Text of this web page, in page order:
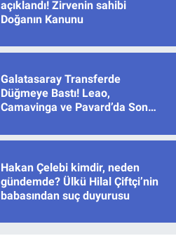
açıklandı! Zirvenin sahibi
Doğanın Kanunu
Galatasaray Transferde
Düğmeye Bastı! Leao,
Camavinga ve Pavard’da Son
Hakan Çelebi kimdir, neden
gündemde? Ülkü Hilal Çiftçi’nin
babasından suç duyurusu